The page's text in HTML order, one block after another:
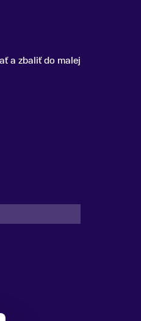
a zbaliť do malej